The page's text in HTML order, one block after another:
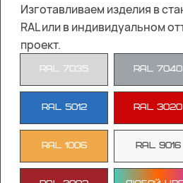
Изготавливаем изделия в
RAL или в индивидуальном
проект.
RAL 7035 RAL 7040
RAL 5012 RAL 3020
RAL 1006 RAL 9016